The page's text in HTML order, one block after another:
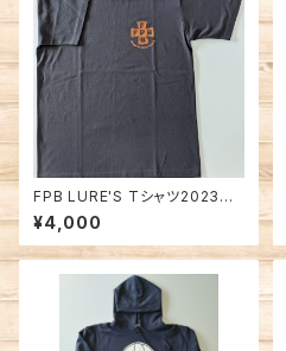
FPB LURE'S Tシャツ2023
ブラック
¥4,000